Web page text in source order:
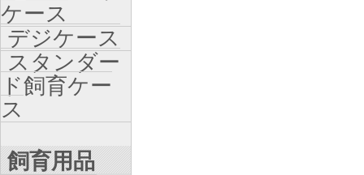
ケース
デジケース
スタンダー
ド飼育ケー
ス
飼育用品